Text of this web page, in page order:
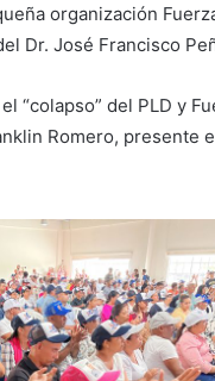
organización
Dr. José Francisco
“colapso” del PLD y
Romero, presente